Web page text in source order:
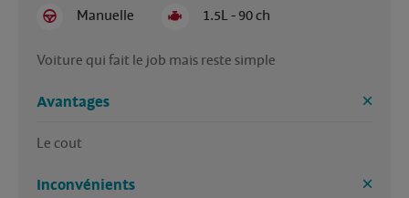
Manuelle 1.5L - 90 ch
Voiture qui fait le job mais reste simple
Avantages
Le cout
Inconvénients